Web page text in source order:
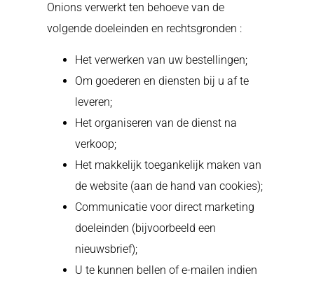
Onions verwerkt ten behoeve van de
volgende doeleinden en rechtsgronden :
Het verwerken van uw bestellingen;
Om goederen en diensten bij u af te
leveren;
Het organiseren van de dienst na
verkoop;
Het makkelijk toegankelijk maken van
de website (aan de hand van cookies);
Communicatie voor direct marketing
doeleinden (bijvoorbeeld een
nieuwsbrief);
U te kunnen bellen of e-mailen indien